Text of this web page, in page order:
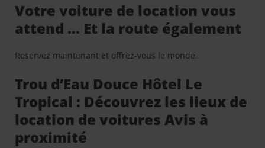
Votre voiture de location vous
attend … Et la route également
Réservez maintenant et offrez-vous le monde.
Trou d’Eau Douce Hôtel Le
Tropical : Découvrez les lieux de
location de voitures Avis à
proximité